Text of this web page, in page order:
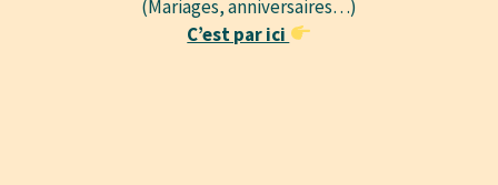
(Mariages, anniversaires…)
C’est par ici